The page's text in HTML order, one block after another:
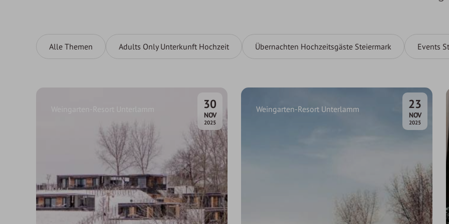
Alle Themen Adults Only Unterkunft Hochzeit Übernachten Hochzeitsgäste Steiermark Events
30
NOV.
2025
Weingarten-Resort Unterlamm 23
NOV.
2025
Weingarten-Resort Unterlamm